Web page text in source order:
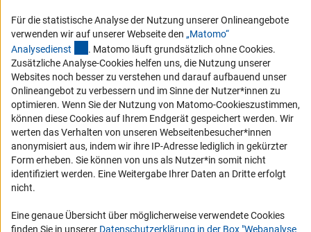
Vergabeverfahren
Barrierefreiheit
Service und Informationen für Menschen mit Behinderungen
Erklärung zur Barrierefreiheit
Barriere melden
DFG-aktuell
Erhalten Sie Neuigkeiten aus der DFG direkt in Ihr Mailpostfach oder
schauen Sie sich die Ausgaben online an.
Für die statistische Analyse der Nutzung unserer Onlineangebote
verwenden wir auf unserer Webseite den „Matomo“
Analysedienst (externer Link)
. Matomo läuft grundsätzlich ohne Cookies.
Zusätzliche Analyse-Cookies helfen uns, die Nutzung unserer
Websites noch besser zu verstehen und darauf aufbauend unser
Onlineangebot zu verbessern und im Sinne der Nutzer*innen zu
optimieren. Wenn Sie der Nutzung von Matomo-Cookieszustimmen,
können diese Cookies auf Ihrem Endgerät gespeichert werden. Wir
werten das Verhalten von unseren Webseitenbesucher*innen
anonymisiert aus, indem wir ihre IP-Adresse lediglich in gekürzter
Form erheben. Sie können von uns als Nutzer*in somit nicht
identifiziert werden. Eine Weitergabe Ihrer Daten an Dritte erfolgt
nicht.
Eine genaue Übersicht über möglicherweise verwendete Cookies
finden Sie in unserer Datenschutzerklärung in der Box "Webanalyse